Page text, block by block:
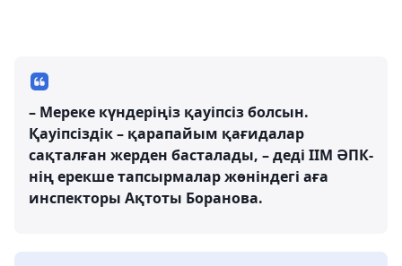
– Мереке күндеріңіз қауіпсіз болсын.
Қауіпсіздік – қарапайым қағидалар
сақталған жерден басталады, – деді ІІМ ӘПК-
нің ерекше тапсырмалар жөніндегі аға
инспекторы Ақтоты Боранова.